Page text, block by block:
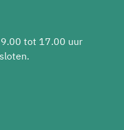
9.00 tot 17.00 uur